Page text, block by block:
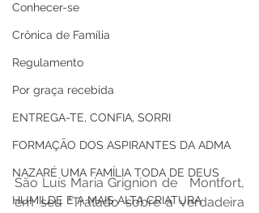
Conhecer-se
Crônica de Família
Regulamento
Por graça recebida
ENTREGA-TE, CONFIA, SORRI
FORMAÇÃO DOS ASPIRANTES DA ADMA
NAZARÉ UMA FAMÍLIA TODA DE DEUS
HUMILDE E A MAIS ALTA CRIATURA
São Luís Maria Grignion de   Montfort,
em seu "Tratado sobre a verdadeira